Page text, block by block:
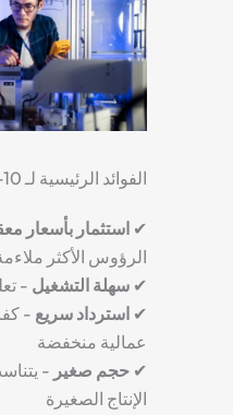
الفوائد الرئيسية لـ FPW-10
✔ استثمار بأسعار
الرؤوس الأكثر
✔ سهلة التشغيل -
✔ استرداد سريع -
عمالية منخفضة
✔ حجم صغير -
الإنتاج الصغيرة